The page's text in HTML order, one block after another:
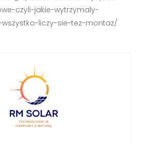
czyli-jakie-wytrzymaly-
liczy-sie-tez-montaz/